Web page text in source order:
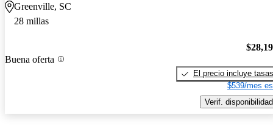
Greenville, SC
28 millas
Buena oferta
El precio incluye tasas
$539/mes
Verif. disponibilidad